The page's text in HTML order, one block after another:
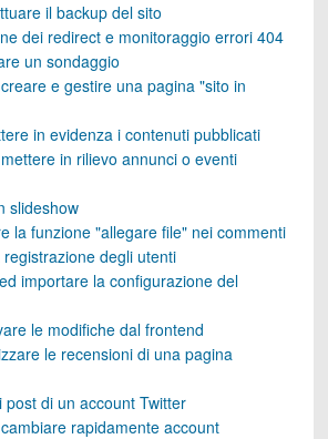
il backup del sito
dei redirect e monitoraggio errori 404
un sondaggio
e gestire una pagina "sito in
in evidenza i contenuti pubblicati
in rilievo annunci o eventi
slideshow
la funzione "allegare file" nei commenti
degli utenti
importare la configurazione del
le modifiche dal frontend
le recensioni di una pagina
di un account Twitter
rapidamente account